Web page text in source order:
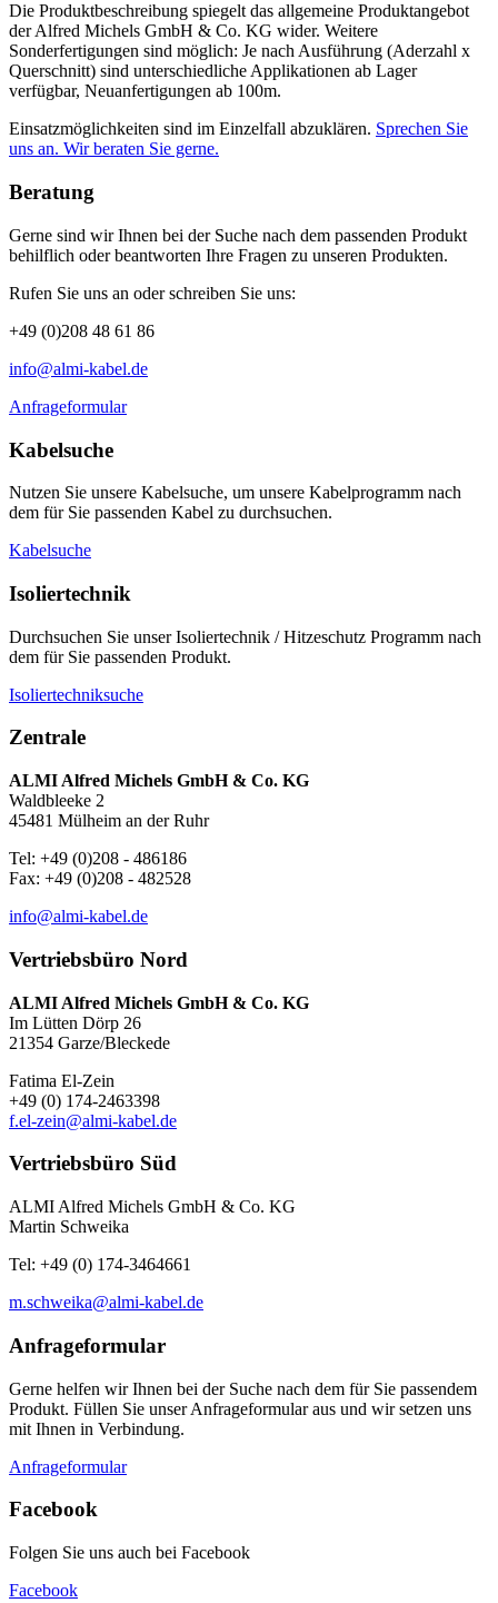
Die Produktbeschreibung spiegelt das allgemeine Produktangebot
der Alfred Michels GmbH & Co. KG wider. Weitere
Sonderfertigungen sind möglich: Je nach Ausführung (Aderzahl x
Querschnitt) sind unterschiedliche Applikationen ab Lager
verfügbar, Neuanfertigungen ab 100m.
Einsatzmöglichkeiten sind im Einzelfall abzuklären. Sprechen Sie
uns an. Wir beraten Sie gerne.
Beratung
Gerne sind wir Ihnen bei der Suche nach dem passenden Produkt
behilflich oder beantworten Ihre Fragen zu unseren Produkten.
Rufen Sie uns an oder schreiben Sie uns:
+49 (0)208 48 61 86
info@almi-kabel.de
Anfrageformular
Kabelsuche
Nutzen Sie unsere Kabelsuche, um unsere Kabelprogramm nach
dem für Sie passenden Kabel zu durchsuchen.
Kabelsuche
Isoliertechnik
Durchsuchen Sie unser Isoliertechnik / Hitzeschutz Programm nach
dem für Sie passenden Produkt.
Isoliertechniksuche
Zentrale
ALMI Alfred Michels GmbH & Co. KG
Waldbleeke 2
45481 Mülheim an der Ruhr
Tel: +49 (0)208 - 486186
Fax: +49 (0)208 - 482528
info@almi-kabel.de
Vertriebsbüro Nord
ALMI Alfred Michels GmbH & Co. KG
Im Lütten Dörp 26
21354 Garze/Bleckede
Fatima El-Zein
+49 (0) 174-2463398
f.el-zein@almi-kabel.de
Vertriebsbüro Süd
ALMI Alfred Michels GmbH & Co. KG
Martin Schweika
Tel: +49 (0) 174-3464661
m.schweika@almi-kabel.de
Anfrageformular
Gerne helfen wir Ihnen bei der Suche nach dem für Sie passendem
Produkt. Füllen Sie unser Anfrageformular aus und wir setzen uns
mit Ihnen in Verbindung.
Anfrageformular
Facebook
Folgen Sie uns auch bei Facebook
Facebook